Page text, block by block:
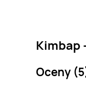
Kimbap
Oceny